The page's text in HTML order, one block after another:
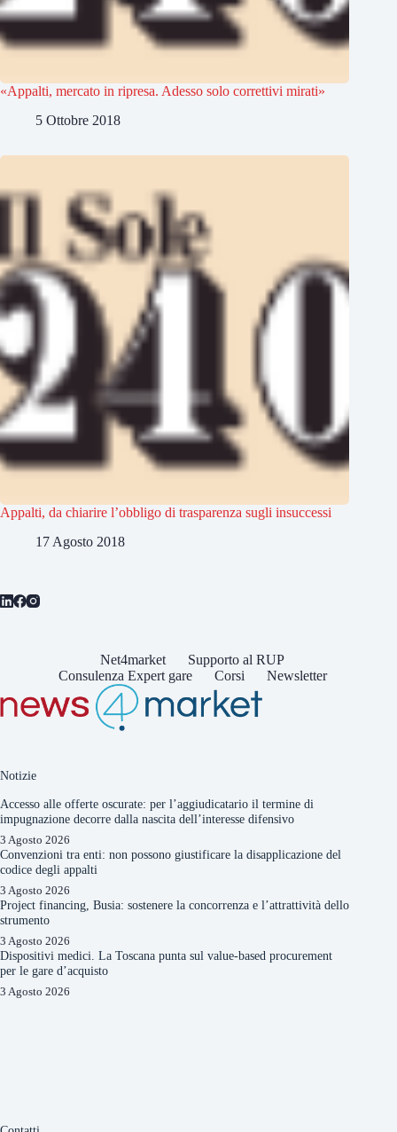
«Appalti, mercato in ripresa. Adesso solo correttivi mirati»
5 Ottobre 2018
Appalti, da chiarire l’obbligo di trasparenza sugli insuccessi
17 Agosto 2018
Net4market
Supporto al RUP
Consulenza Expert gare
Corsi Newsletter
Notizie
Accesso alle offerte oscurate: per l’aggiudicatario il termine di
impugnazione decorre dalla nascita dell’interesse difensivo
3 Agosto 2026
Convenzioni tra enti: non possono giustificare la disapplicazione del
codice degli appalti
3 Agosto 2026
Project financing, Busia: sostenere la concorrenza e l’attrattività dello
strumento
3 Agosto 2026
Dispositivi medici. La Toscana punta sul value-based procurement
per le gare d’acquisto
3 Agosto 2026